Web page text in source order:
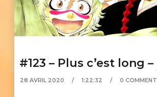
#123 – Plus c’est long
28 AVRIL 2020 1:22:32 0